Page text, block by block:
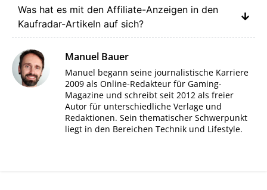
Was hat es mit den Affiliate-Anzeigen in den
Kaufradar-Artikeln auf sich?
Manuel Bauer
Manuel begann seine journalistische Karriere
2009 als Online-Redakteur für Gaming-
Magazine und schreibt seit 2012 als freier
Autor für unterschiedliche Verlage und
Redaktionen. Sein thematischer Schwerpunkt
liegt in den Bereichen Technik und Lifestyle.